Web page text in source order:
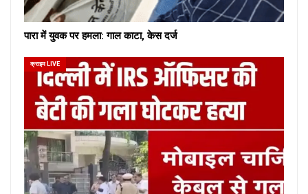
पारा में युवक पर हमला: गाल काटा, केस दर्ज
क्राइम LIVE